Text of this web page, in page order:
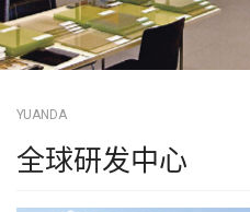
YUANDA
全球研发中心